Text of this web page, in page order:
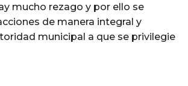
mucho rezago y por ello se
de manera integral y
municipal a que se privilegie